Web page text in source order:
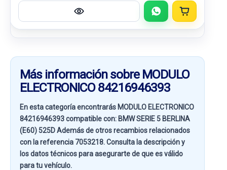
Más información sobre MODULO
ELECTRONICO 84216946393
En esta categoría encontrarás MODULO ELECTRONICO
84216946393 compatible con: BMW SERIE 5 BERLINA
(E60) 525DAdemás de otros recambios relacionados
con la referencia 7053218. Consulta la descripción y
los datos técnicos para asegurarte de que es válido
para tu vehículo.